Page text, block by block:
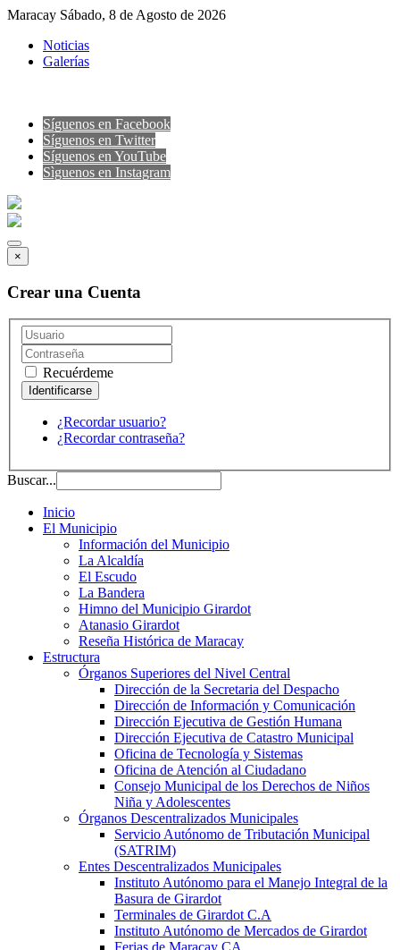
Maracay Sábado, 8 de Agosto de 2026
Noticias
Galerías
Síguenos en Facebook
Síguenos en Twitter
Síguenos en YouTube
Sìguenos en Instagram
×
Crear una Cuenta
Recuérdeme
¿Recordar usuario?
¿Recordar contraseña?
Buscar...
Inicio
El Municipio
Información del Municipio
La Alcaldía
El Escudo
La Bandera
Himno del Municipio Girardot
Atanasio Girardot
Reseña Histórica de Maracay
Estructura
Órganos Superiores del Nivel Central
Dirección de la Secretaria del Despacho
Dirección de Información y Comunicación
Dirección Ejecutiva de Gestión Humana
Dirección Ejecutiva de Catastro Municipal
Oficina de Tecnología y Sistemas
Oficina de Atención al Ciudadano
Consejo Municipal de los Derechos de Niños
Niña y Adolescentes
Órganos Descentralizados Municipales
Servicio Autónomo de Tributación Municipal
(SATRIM)
Entes Descentralizados Municipales
Instituto Autónomo para el Manejo Integral de la
Basura de Girardot
Terminales de Girardot C.A
Instituto Autónomo de Mercados de Girardot
Ferias de Maracay CA